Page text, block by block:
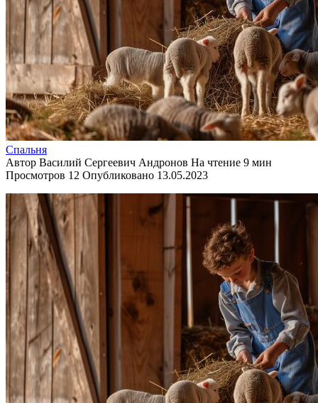
Спальня
Автор Василий Сергеевич Андронов На чтение 9 мин
Просмотров 12 Опубликовано 13.05.2023